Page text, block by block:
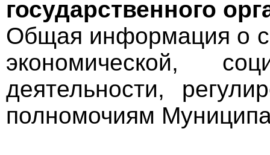
государственного
Общая информация о
экономической,
деятельности,
полномочиям